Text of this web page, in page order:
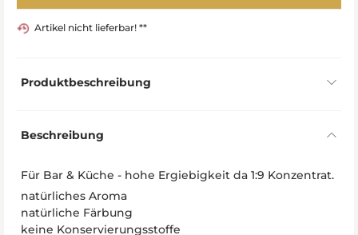
Artikel nicht lieferbar! **
Produktbeschreibung
Beschreibung
Für Bar & Küche - hohe Ergiebigkeit da 1:9 Konzentrat.
natürliches Aroma
natürliche Färbung
keine Konservierungsstoffe